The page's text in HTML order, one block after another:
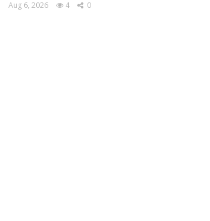
Aug 6, 2026 4 0